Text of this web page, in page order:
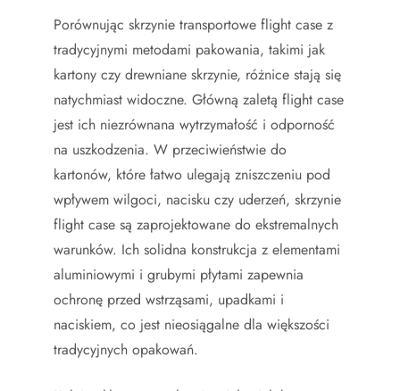
Porównując skrzynie transportowe flight case z
tradycyjnymi metodami pakowania, takimi jak
kartony czy drewniane skrzynie, różnice stają się
natychmiast widoczne. Główną zaletą flight case
jest ich niezrównana wytrzymałość i odporność
na uszkodzenia. W przeciwieństwie do
kartonów, które łatwo ulegają zniszczeniu pod
wpływem wilgoci, nacisku czy uderzeń, skrzynie
flight case są zaprojektowane do ekstremalnych
warunków. Ich solidna konstrukcja z elementami
aluminiowymi i grubymi płytami zapewnia
ochronę przed wstrząsami, upadkami i
naciskiem, co jest nieosiągalne dla większości
tradycyjnych opakowań.